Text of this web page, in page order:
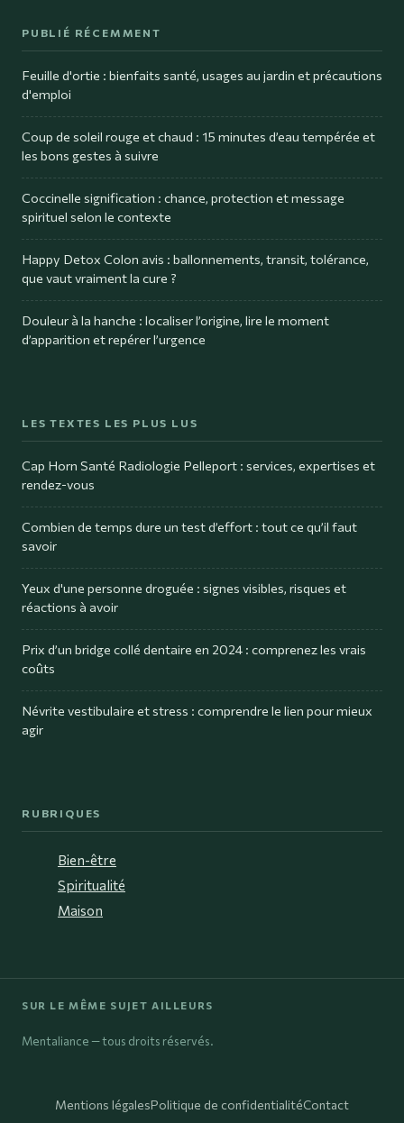
PUBLIÉ RÉCEMMENT
Feuille d'ortie : bienfaits santé, usages au jardin et précautions
d'emploi
Coup de soleil rouge et chaud : 15 minutes d’eau tempérée et
les bons gestes à suivre
Coccinelle signification : chance, protection et message
spirituel selon le contexte
Happy Detox Colon avis : ballonnements, transit, tolérance,
que vaut vraiment la cure ?
Douleur à la hanche : localiser l’origine, lire le moment
d’apparition et repérer l’urgence
LES TEXTES LES PLUS LUS
Cap Horn Santé Radiologie Pelleport : services, expertises et
rendez-vous
Combien de temps dure un test d’effort : tout ce qu’il faut
savoir
Yeux d'une personne droguée : signes visibles, risques et
réactions à avoir
Prix d’un bridge collé dentaire en 2024 : comprenez les vrais
coûts
Névrite vestibulaire et stress : comprendre le lien pour mieux
agir
RUBRIQUES
Bien-être
Spiritualité
Maison
SUR LE MÊME SUJET AILLEURS
Mentaliance — tous droits réservés.
Mentions légalesPolitique de confidentialitéContact